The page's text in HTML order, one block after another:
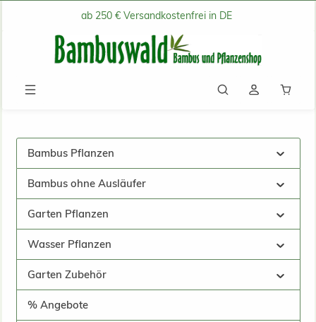
Zum Hauptinhalt springenab 250 € Versandkostenfrei in DE
Bambus Pflanzen
Bambus ohne Ausläufer
Garten Pflanzen
Wasser Pflanzen
Garten Zubehör
% Angebote